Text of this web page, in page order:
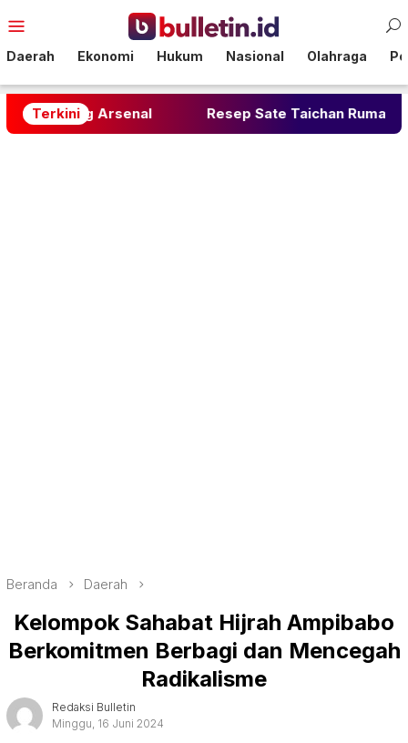
ke
Mobile
Daerah Ekonomi Hukum Nasional Olahraga
Terkini
Arsenal Resep Sate Taichan Rumahan: Rahasia
Beranda Daerah
Kelompok Sahabat Hijrah Ampibabo
Berkomitmen Berbagi dan Mencegah
Radikalisme
Redaksi Bulletin
Minggu, 16 Juni 2024